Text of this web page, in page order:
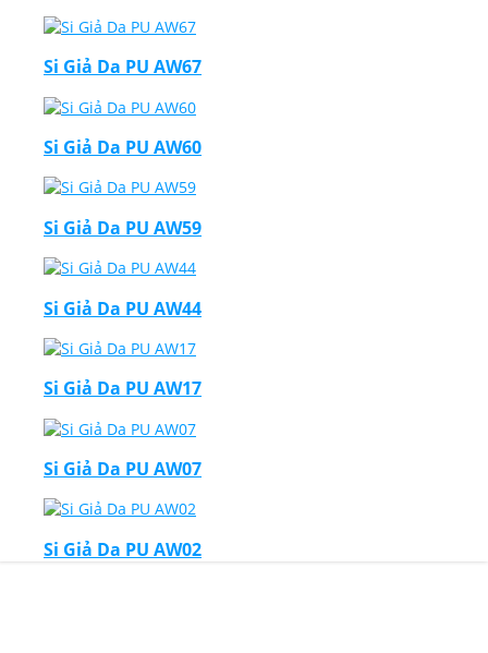
Si Giả Da PU AW67
Si Giả Da PU AW60
Si Giả Da PU AW59
Si Giả Da PU AW44
Si Giả Da PU AW17
Si Giả Da PU AW07
Si Giả Da PU AW02
Thiết Kế Website